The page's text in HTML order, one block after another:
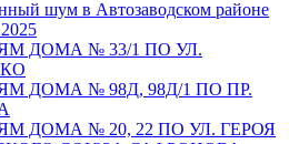
шум в Автозаводском районе
ДОМА № 33/1 ПО УЛ.
ДОМА № 98Д, 98Д/1 ПО ПР.
ДОМА № 20, 22 ПО УЛ. ГЕРОЯ